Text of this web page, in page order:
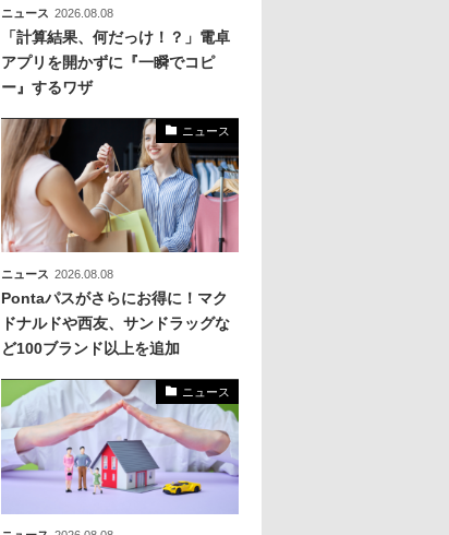
ニュース 2026.08.08
「計算結果、何だっけ！？」電卓
アプリを開かずに『一瞬でコピ
ー』するワザ
ニュース
ニュース 2026.08.08
Pontaパスがさらにお得に！マク
ドナルドや西友、サンドラッグな
ど100ブランド以上を追加
ニュース